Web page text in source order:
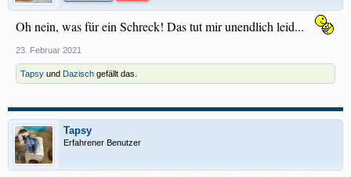
Oh nein, was für ein Schreck! Das tut mir unendlich leid...
23. Februar 2021
Tapsy und Dazisch gefällt das.
Tapsy
Erfahrener Benutzer